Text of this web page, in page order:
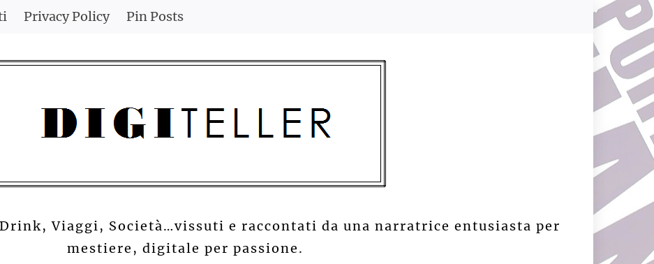
Privacy Policy Pin Posts
Viaggi, Società…vissuti e raccontati da una narratrice entusiasta per
mestiere, digitale per passione.